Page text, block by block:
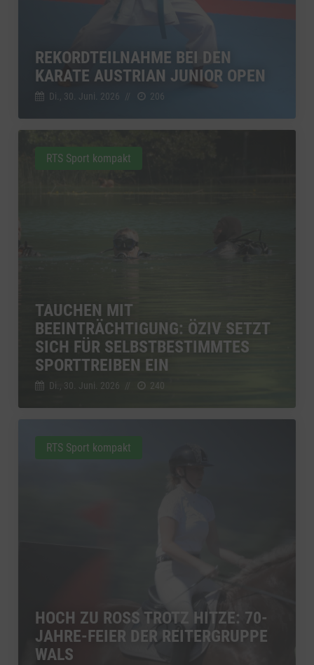
REKORDTEILNAHME BEI DEN
KARATE AUSTRIAN JUNIOR OPEN
Di., 30. Juni. 2026 // 206
TAUCHEN MIT
BEEINTRÄCHTIGUNG: ÖZIV SETZT
SICH FÜR SELBSTBESTIMMTES
SPORTTREIBEN EIN
Di., 30. Juni. 2026 // 240
RTS Sport kompakt
HOCH ZU ROSS TROTZ HITZE: 70-
JAHRE-FEIER DER REITERGRUPPE
WALS
RTS Sport kompakt